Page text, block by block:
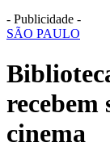
- Publicidade -
SÃO PAULO
recebem
cinema